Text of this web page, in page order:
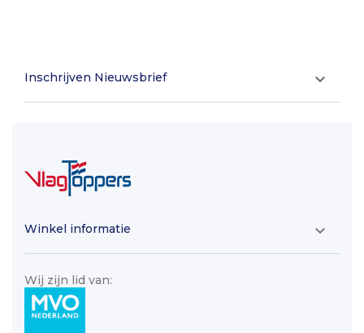
Inschrijven Nieuwsbrief 
Winkel informatie 
Wij zijn lid van: